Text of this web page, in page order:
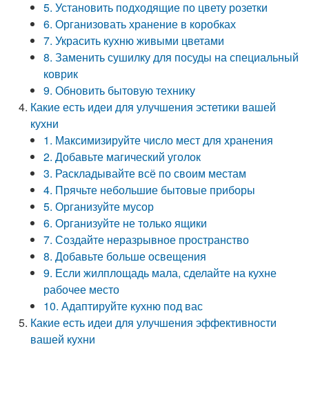
5. Установить подходящие по цвету розетки
6. Организовать хранение в коробках
7. Украсить кухню живыми цветами
8. Заменить сушилку для посуды на специальный
коврик
9. Обновить бытовую технику
Какие есть идеи для улучшения эстетики вашей
кухни
1. Максимизируйте число мест для хранения
2. Добавьте магический уголок
3. Раскладывайте всё по своим местам
4. Прячьте небольшие бытовые приборы
5. Организуйте мусор
6. Организуйте не только ящики
7. Создайте неразрывное пространство
8. Добавьте больше освещения
9. Если жилплощадь мала, сделайте на кухне
рабочее место
10. Адаптируйте кухню под вас
Какие есть идеи для улучшения эффективности
вашей кухни